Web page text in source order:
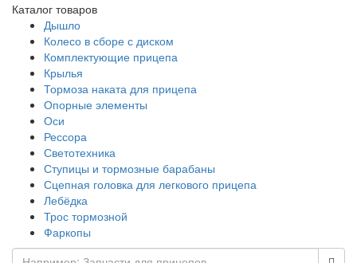
Каталог товаров
Дышло
Колесо в сборе с диском
Комплектующие прицепа
Крылья
Тормоза наката для прицепа
Опорные элементы
Оси
Рессора
Светотехника
Ступицы и тормозные барабаны
Сцепная головка для легкового прицепа
Лебёдка
Трос тормозной
Фаркопы